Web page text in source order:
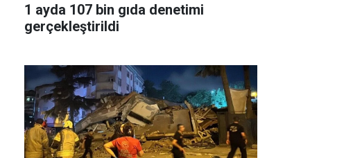
1 ayda 107 bin gıda denetimi
gerçekleştirildi